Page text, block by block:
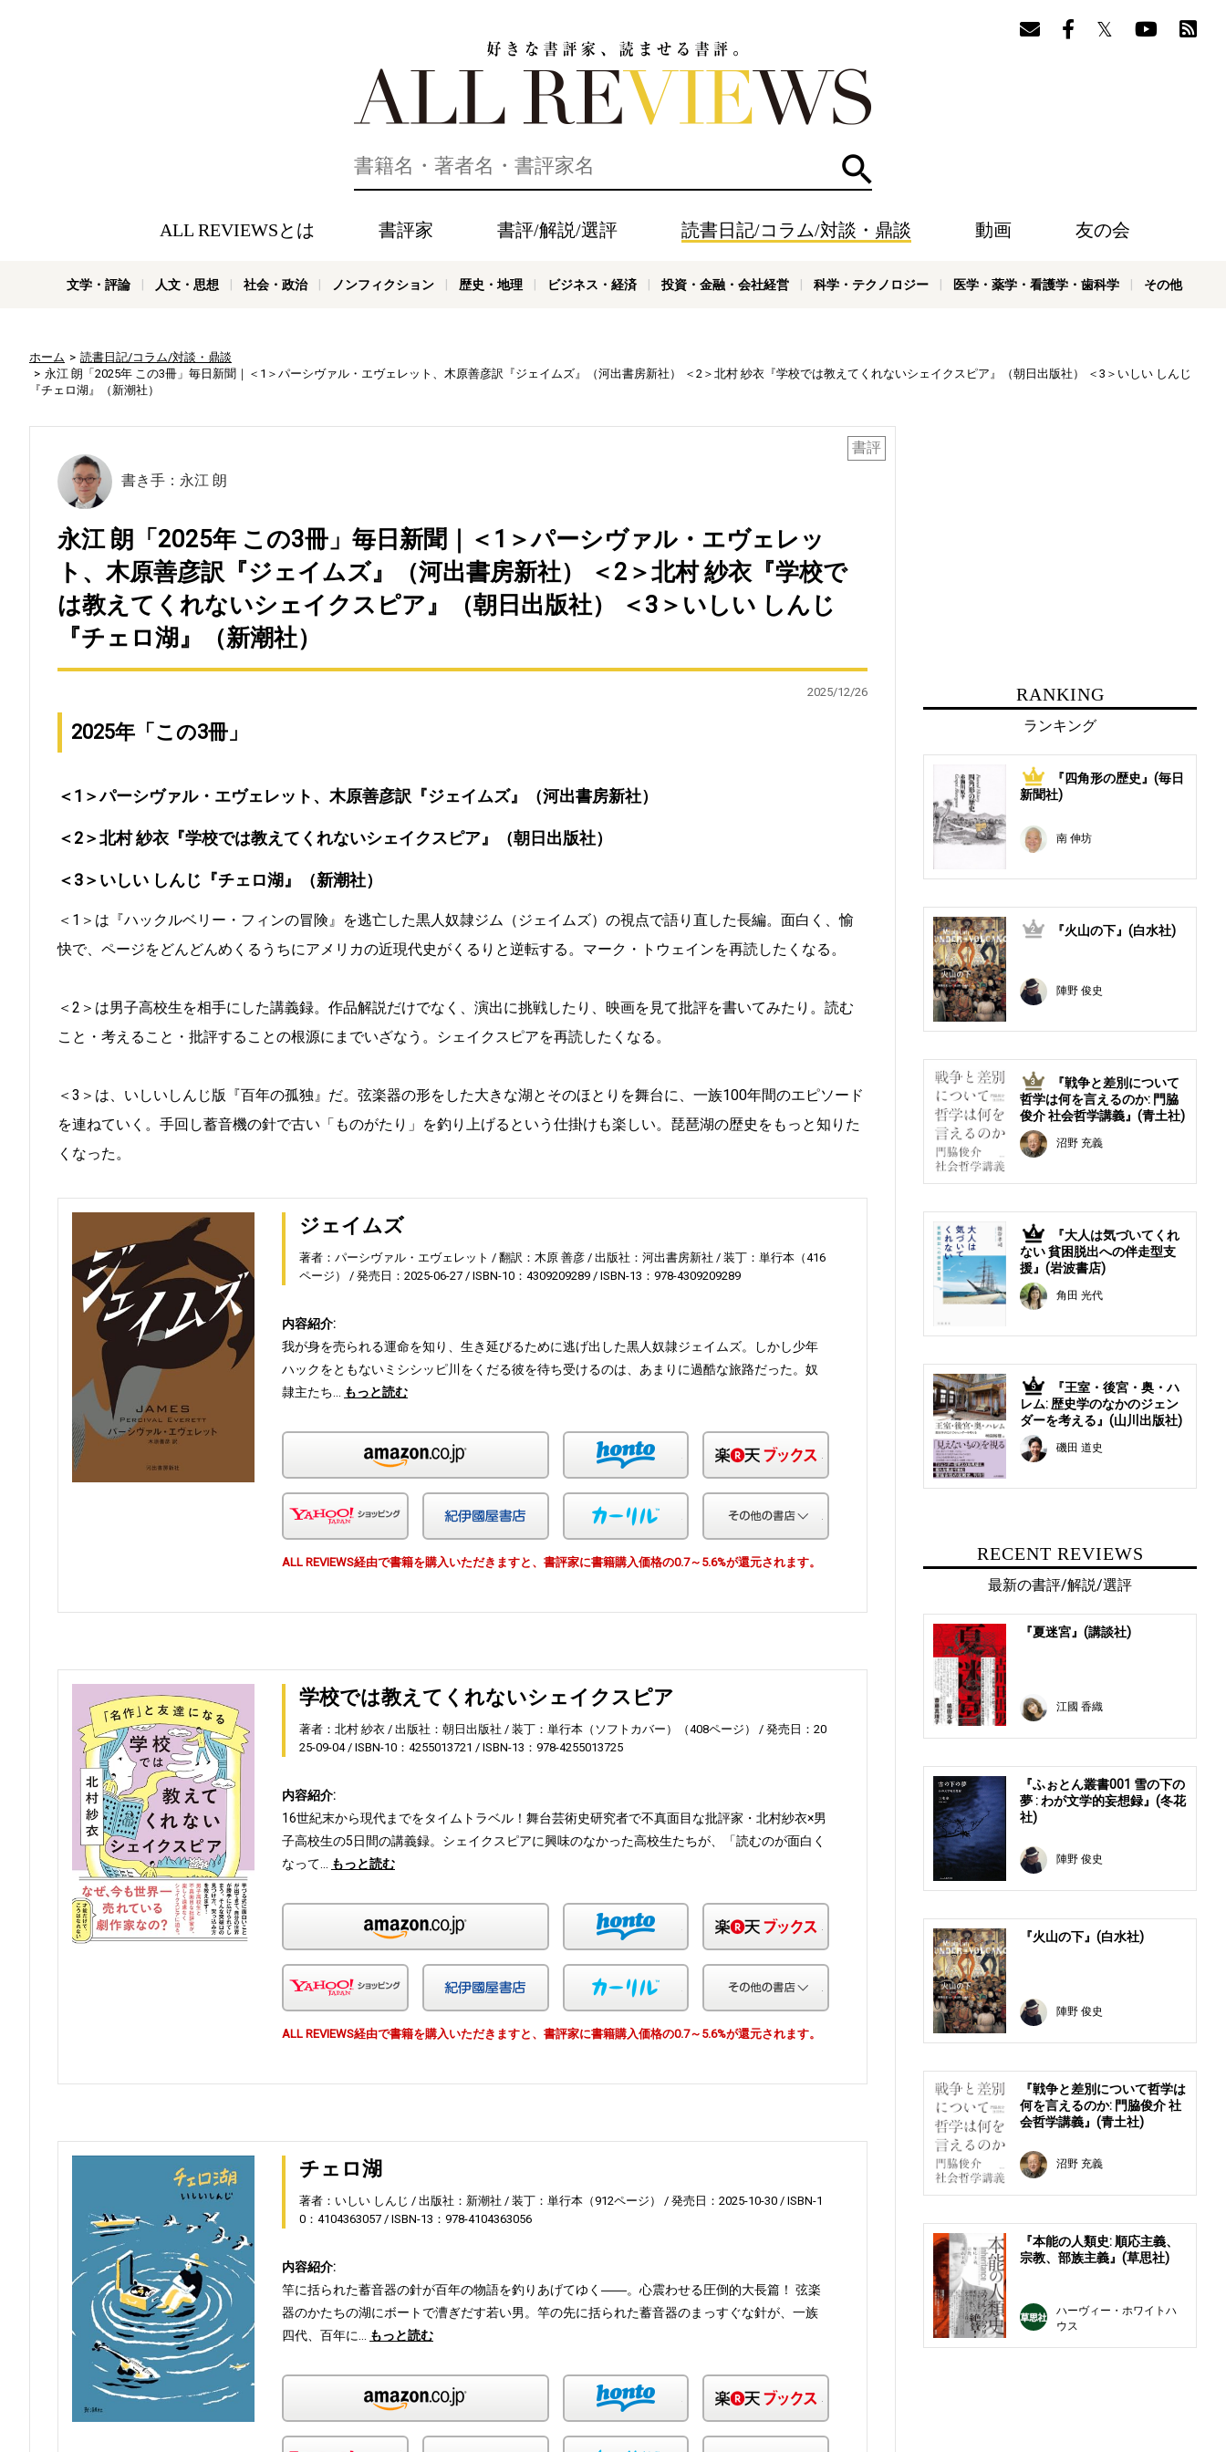
検索
ALL REVIEWSとは 書評家 書評/解説/選評 読書日記/コラム/対談・鼎談 動画 友の会
文学・評論 人文・思想 社会・政治 ノンフィクション 歴史・地理 ビジネス・経済 投資・金融・会社経営 科学・テクノロジー 医学・薬学・看護学・歯科学 その他
ホーム
読書日記/コラム/対談・鼎談
永江 朗「2025年 この3冊」毎日新聞｜＜1＞パーシヴァル・エヴェレット、木原善彦訳『ジェイムズ』（河出書房新社） ＜2＞北村 紗衣『学校では教えてくれないシェイクスピア』（朝日出版社） ＜3＞いしい しんじ
『チェロ湖』（新潮社）
書評
書き手：永江 朗
永江 朗「2025年 この3冊」毎日新聞｜＜1＞パーシヴァル・エヴェレッ
ト、木原善彦訳『ジェイムズ』（河出書房新社） ＜2＞北村 紗衣『学校で
は教えてくれないシェイクスピア』（朝日出版社） ＜3＞いしい しんじ
『チェロ湖』（新潮社）
2025/12/26
2025年「この3冊」
＜1＞パーシヴァル・エヴェレット、木原善彦訳『ジェイムズ』（河出書房新社）
＜2＞北村 紗衣『学校では教えてくれないシェイクスピア』（朝日出版社）
＜3＞いしい しんじ『チェロ湖』（新潮社）
＜1＞は『ハックルベリー・フィンの冒険』を逃亡した黒人奴隷ジム（ジェイムズ）の視点で語り直した長編。面白く、愉
快で、ページをどんどんめくるうちにアメリカの近現代史がくるりと逆転する。マーク・トウェインを再読したくなる。
＜2＞は男子高校生を相手にした講義録。作品解説だけでなく、演出に挑戦したり、映画を見て批評を書いてみたり。読む
こと・考えること・批評することの根源にまでいざなう。シェイクスピアを再読したくなる。
＜3＞は、いしいしんじ版『百年の孤独』だ。弦楽器の形をした大きな湖とそのほとりを舞台に、一族100年間のエピソード
を連ねていく。手回し蓄音機の針で古い「ものがたり」を釣り上げるという仕掛けも楽しい。琵琶湖の歴史をもっと知りた
くなった。
ジェイムズ
著者：パーシヴァル・エヴェレット 翻訳：木原 善彦 出版社：河出書房新社
装丁：単行本（416
ページ）
発売日：2025-06-27 ISBN-10：4309209289 ISBN-13：978-4309209289
内容紹介:
我が身を売られる運命を知り、生き延びるために逃げ出した黒人奴隷ジェイムズ。しかし少年
ハックをともないミシシッピ川をくだる彼を待ち受けるのは、あまりに過酷な旅路だった。奴
隷主たち…
もっと読む
honto
Yahoo!ショッピング 紀伊国屋 カーリル
ALL REVIEWS経由で書籍を購入いただきますと、書評家に書籍購入価格の0.7～5.6%が還元されます。
学校では教えてくれないシェイクスピア
著者：北村 紗衣 出版社：朝日出版社 装丁：単行本（ソフトカバー）（408ページ）
発売日：20
25-09-04
ISBN-10：4255013721 ISBN-13：978-4255013725
内容紹介:
16世紀末から現代までをタイムトラベル！舞台芸術史研究者で不真面目な批評家・北村紗衣×男
子高校生の5日間の講義録。シェイクスピアに興味のなかった高校生たちが、「読むのが面白く
なって…
もっと読む
honto
Yahoo!ショッピング 紀伊国屋 カーリル
ALL REVIEWS経由で書籍を購入いただきますと、書評家に書籍購入価格の0.7～5.6%が還元されます。
チェロ湖
著者：いしい しんじ 出版社：新潮社 装丁：単行本（912ページ） 発売日：2025-10-30
ISBN-1
0：4104363057
ISBN-13：978-4104363056
内容紹介:
竿に括られた蓄音器の針が百年の物語を釣りあげてゆく――。心震わせる圧倒的大長篇！ 弦楽
器のかたちの湖にボートで漕ぎだす若い男。竿の先に括られた蓄音器のまっすぐな針が、一族
四代、百年に…
もっと読む
honto
RANKING
ランキング
1
『四角形の歴史』(毎日
新聞社)
南 伸坊
2 『火山の下』(白水社)
陣野 俊史
3
『戦争と差別について
哲学は何を言えるのか: 門脇
俊介 社会哲学講義』(青土社)
沼野 充義
4
『大人は気づいてくれ
ない 貧困脱出への伴走型支
援』(岩波書店)
角田 光代
5
『王室・後宮・奥・ハ
レム: 歴史学のなかのジェン
ダーを考える』(山川出版社)
磯田 道史
RECENT REVIEWS
最新の書評/解説/選評
『夏迷宮』(講談社)
江國 香織
『ふぉとん叢書001 雪の下の
夢 : わが文学的妄想録』(冬花
社)
陣野 俊史
『火山の下』(白水社)
陣野 俊史
『戦争と差別について哲学は
何を言えるのか: 門脇俊介 社
会哲学講義』(青土社)
沼野 充義
『本能の人類史: 順応主義、
宗教、部族主義』(草思社)
ハーヴィー・ホワイトハ
ウス